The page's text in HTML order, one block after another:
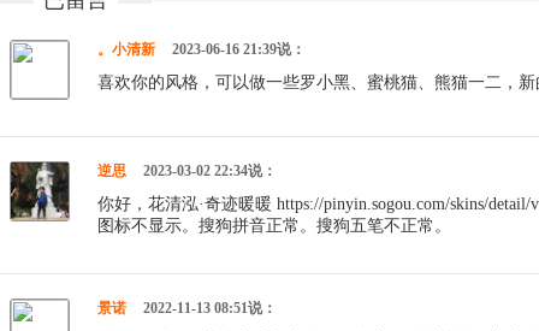
。小清新 2023-06-16 21:39说：
喜欢你的风格，可以做一些罗小黑、蜜桃猫、熊猫一二，
逆思 2023-03-02 22:34说：
你好，花清泓·奇迹暖暖 https://pinyin.sogou.com/skins/
图标不显示。搜狗拼音正常。搜狗五笔不正常。
景诺 2022-11-13 08:51说：